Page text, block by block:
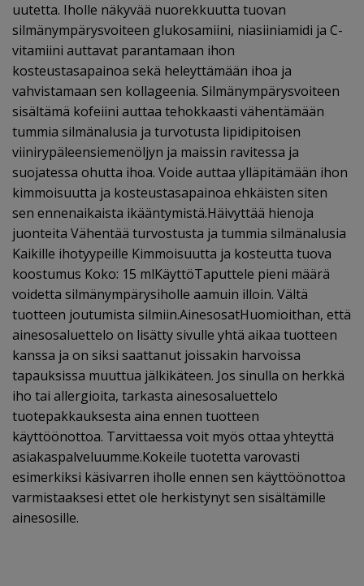
uutetta. Iholle näkyvää nuorekkuutta tuovan
silmänympärysvoiteen glukosamiini, niasiiniamidi ja C-
vitamiini auttavat parantamaan ihon
kosteustasapainoa sekä heleyttämään ihoa ja
vahvistamaan sen kollageenia. Silmänympärysvoiteen
sisältämä kofeiini auttaa tehokkaasti vähentämään
tummia silmänalusia ja turvotusta lipidipitoisen
viinirypäleensiemenöljyn ja maissin ravitessa ja
suojatessa ohutta ihoa. Voide auttaa ylläpitämään ihon
kimmoisuutta ja kosteustasapainoa ehkäisten siten
sen ennenaikaista ikääntymistä.Häivyttää hienoja
juonteita Vähentää turvostusta ja tummia silmänalusia
Kaikille ihotyypeille Kimmoisuutta ja kosteutta tuova
koostumus Koko: 15 mlKäyttöTaputtele pieni määrä
voidetta silmänympärysiholle aamuin illoin. Vältä
tuotteen joutumista silmiin.AinesosatHuomioithan, että
ainesosaluettelo on lisätty sivulle yhtä aikaa tuotteen
kanssa ja on siksi saattanut joissakin harvoissa
tapauksissa muuttua jälkikäteen. Jos sinulla on herkkä
iho tai allergioita, tarkasta ainesosaluettelo
tuotepakkauksesta aina ennen tuotteen
käyttöönottoa. Tarvittaessa voit myös ottaa yhteyttä
asiakaspalveluumme.Kokeile tuotetta varovasti
esimerkiksi käsivarren iholle ennen sen käyttöönottoa
varmistaaksesi ettet ole herkistynyt sen sisältämille
ainesosille.